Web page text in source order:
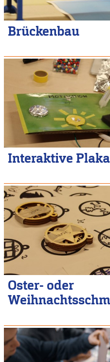
Brückenbau
Interaktive
Oster- oder